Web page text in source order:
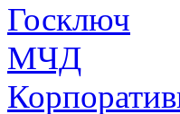
Госключ
МЧД